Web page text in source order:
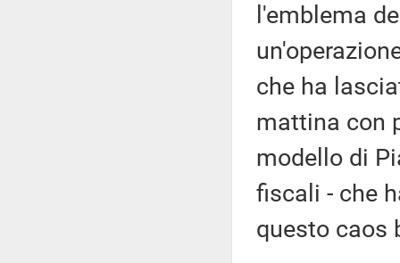
l'emblema
che ha
mattina con
modello di
fiscali - che
questo caos